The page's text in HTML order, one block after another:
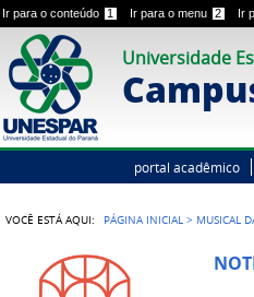
Ir para o conteúdo 1 Ir para o menu 2 Ir
Universidade
portal acadêmico
VOCÊ ESTÁ AQUI: PÁGINA INICIAL > MUSICAL